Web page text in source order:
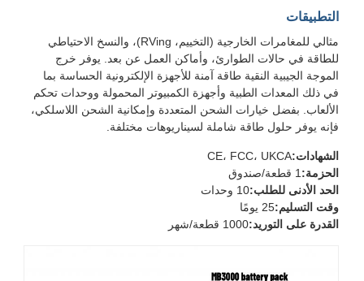
التطبيقات
مثالي للمغامرات الخارجية (التخييم، RVing)، والنسخ الاحتياطي
للطاقة في حالات الطوارئ، وأماكن العمل عن بعد. يوفر خرج
الموجة الجيبية النقية طاقة آمنة للأجهزة الإلكترونية الحساسة بما
في ذلك المعدات الطبية وأجهزة الكمبيوتر المحمولة ووحدات تحكم
الألعاب. بفضل خيارات الشحن المتعددة وإمكانية الشحن اللاسلكي،
فإنه يوفر حلول طاقة شاملة لسيناريوهات مختلفة.
الشهادات:CE، FCC، UKCA
الحزمة:1 قطعة/صندوق
الحد الأدنى للطلب:10 وحدات
وقت التسليم:25 يومًا
القدرة على التوريد:1000 قطعة/شهر